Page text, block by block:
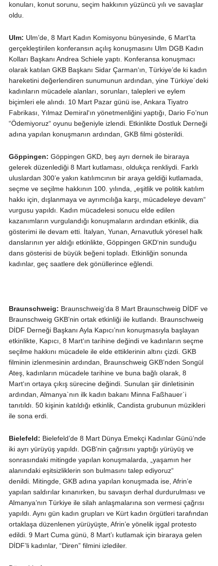
konuları, konut sorunu, seçim hakkının yüzüncü yılı ve savaşlar
oldu.
Ulm: Ulm’de, 8 Mart Kadın Komisyonu bünyesinde, 6 Mart’ta
gerçekleştirilen konferansın açılış konuşmasını Ulm DGB Kadın
Kolları Başkanı Andrea Schiele yaptı. Konferansa konuşmacı
olarak katılan GKB Başkanı Sidar Çarman‘ın, Türkiye’de ki kadın
hareketini değerlendiren sunumunun ardından, yine Türkiye´deki
kadınların mücadele alanları, sorunları, talepleri ve eylem
biçimleri ele alındı. 10 Mart Pazar günü ise, Ankara Tiyatro
Fabrikası, Yılmaz Demiral‘ın yönetmenliğini yaptığı, Dario Fo’nun
“Ödemiyoruz“ oyunu beğeniyle izlendi. Etkinlikte Dostluk Derneği
adına yapılan konuşmanın ardından, GKB filmi gösterildi.
Göppingen: Göppingen GKD, beş ayrı dernek ile biraraya
gelerek düzenlediği 8 Mart kutlaması, oldukça renkliydi. Farklı
uluslardan 300’e yakın katılımcının bir araya geldiği kutlamada,
seçme ve seçilme hakkının 100. yılında, „eşitlik ve politik katılım
hakkı için, dışlanmaya ve ayrımcılığa karşı, mücadeleye devam“
vurgusu yapıldı. Kadın mücadelesi sonucu elde edilen
kazanımların vurgulandığı konuşmaların ardından etkinlik, dia
gösterimi ile devam etti. İtalyan, Yunan, Arnavutluk yöresel halk
danslarının yer aldığı etkinlikte, Göppingen GKD‘nin sunduğu
dans gösterisi de büyük beğeni topladı. Etkinliğin sonunda
kadınlar, geç saatlere dek gönüllerince eğlendi.
Braunschweig: Braunschweig’da 8 Mart Braunschweig DİDF ve
Braunschweig GKB’nin ortak etkinliği ile kutlandı. Braunschweig
DİDF Derneği Başkanı Ayla Kapıcı’nın konuşmasıyla başlayan
etkinlikte, Kapıcı, 8 Mart‘ın tarihine değindi ve kadınların seçme
seçilme hakkını mücadele ile elde ettiklerinin altını çizdi. GKB
filminin izlenmesinin ardından, Braunschweig GKB’nden Songül
Ateş, kadınların mücadele tarihine ve buna bağlı olarak, 8
Mart‘ın ortaya çıkış sürecine değindi. Sunulan şiir dinletisinin
ardından, Almanya`nın ilk kadın bakanı Minna Faßhauer`i
tanıtıldı. 50 kişinin katıldığı etkinlik, Candista grubunun müzikleri
ile sona erdi.
Bielefeld: Bielefeld’de 8 Mart Dünya Emekçi Kadınlar Günü’nde
iki ayrı yürüyüş yapıldı. DGB’nin çağrısını yaptığı yürüyüş ve
sonrasındaki mitingde yapılan konuşmalarda, „yaşamın her
alanındaki eşitsizliklerin son bulmasını talep ediyoruz“
denildi. Mitingde, GKB adına yapılan konuşmada ise, Afrin’e
yapılan saldırılar kınanırken, bu savaşın derhal durdurulması ve
Almanya’nın Türkiye ile silah anlaşmalarına son vermesi çağrısı
yapıldı. Aynı gün kadın grupları ve Kürt kadın örgütleri tarafından
ortaklaşa düzenlenen yürüyüşte, Afrin’e yönelik işgal protesto
edildi. 9 Mart Cuma günü, 8 Mart’ı kutlamak için biraraya gelen
DİDF’li kadınlar, “Diren” filmini izlediler.